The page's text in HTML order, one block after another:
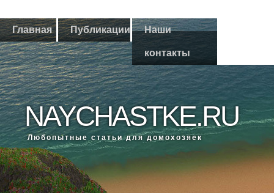
Главная Публикации Наши
контакты
NAYCHASTKE.RU
Любοпытные статьи для домοхозяек